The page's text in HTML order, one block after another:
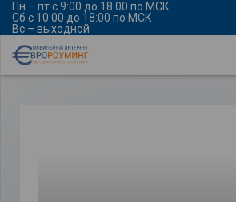
Пн – пт с 9:00 до 18:00 по МСК
Сб с 10:00 до 18:00 по МСК
Вс – выходной